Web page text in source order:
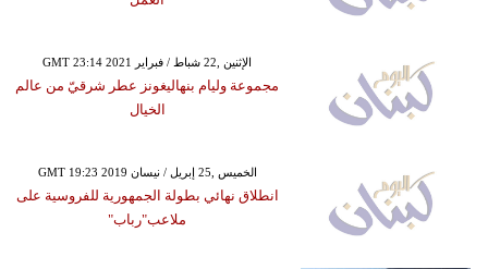
GMT 23:14 2021 الإثنين ,22 شباط / فبراير
مجموعة وليام بنهاليغونز عطر شرقيّ من عالم
الخيال
GMT 19:23 2019 الخميس ,25 إبريل / نيسان
انطلاق نهائي بطولة الجمهورية للفروسية على
ملاعب"رباب"